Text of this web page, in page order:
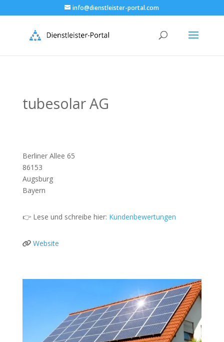
info@dienstleister-portal.com
tubesolar AG
Berliner Allee 65
86153
Augsburg
Bayern
👉 Lese und schreibe hier: Kundenbewertungen
Website